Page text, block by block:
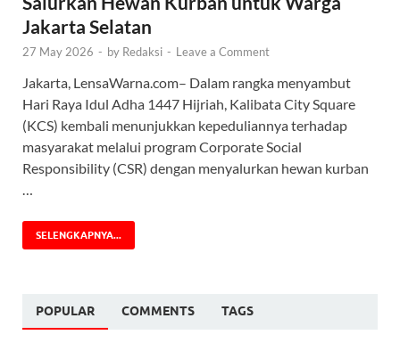
Jakarta Selatan
27 May 2026 - by Redaksi - Leave a Comment
Jakarta, LensaWarna.com– Dalam rangka menyambut
Hari Raya Idul Adha 1447 Hijriah, Kalibata City Square
(KCS) kembali menunjukkan kepeduliannya terhadap
masyarakat melalui program Corporate Social
Responsibility (CSR) dengan menyalurkan hewan kurban
…
SELENGKAPNYA...
POPULAR COMMENTS TAGS